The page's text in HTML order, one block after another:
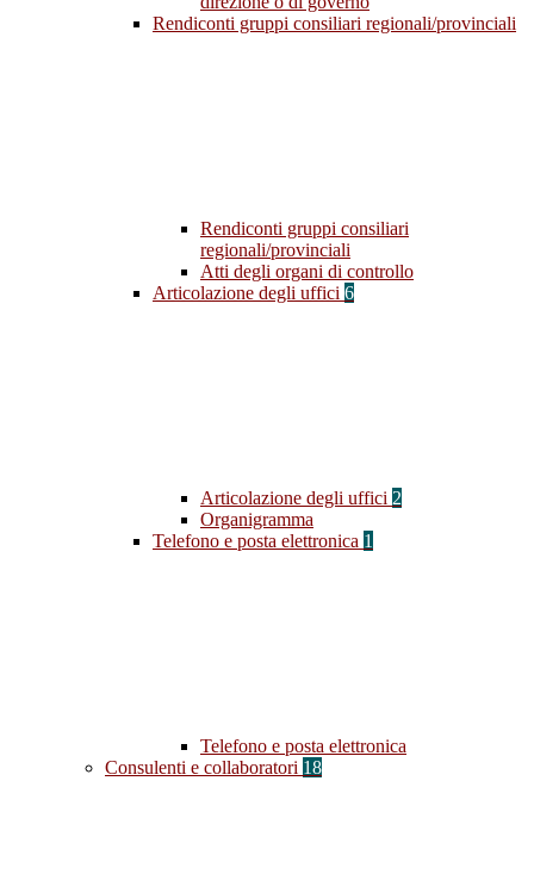
Rendiconti gruppi consiliari regionali/provinciali
Rendiconti gruppi consiliari
regionali/provinciali
Atti degli organi di controllo
Articolazione degli uffici 6
Articolazione degli uffici 2
Organigramma
Telefono e posta elettronica 1
Telefono e posta elettronica
Consulenti e collaboratori 18